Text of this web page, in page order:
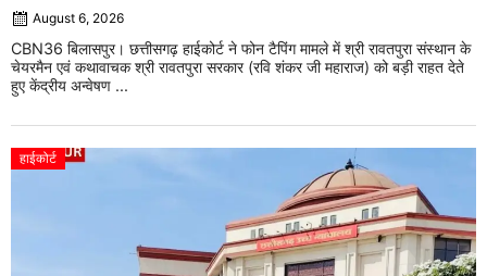
August 6, 2026
CBN36 बिलासपुर। छत्तीसगढ़ हाईकोर्ट ने फोन टैपिंग मामले में श्री रावतपुरा संस्थान के
चेयरमैन एवं कथावाचक श्री रावतपुरा सरकार (रवि शंकर जी महाराज) को बड़ी राहत देते
हुए केंद्रीय अन्वेषण ...
हाईकोर्ट